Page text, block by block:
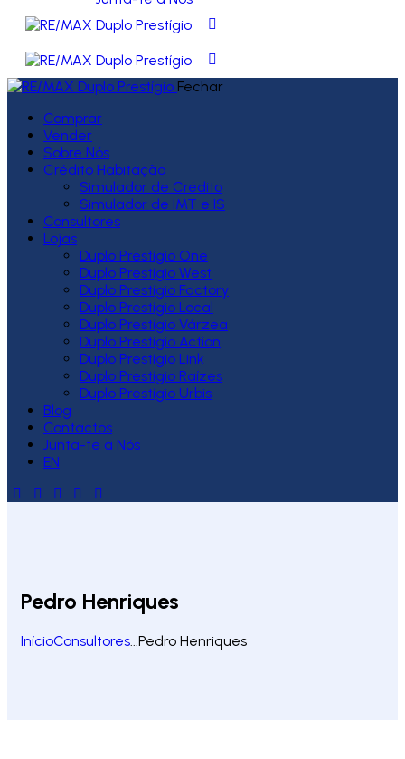
Fechar
Comprar
Vender
Sobre Nós
Crédito Habitação
Simulador de Crédito
Simulador de IMT e IS
Consultores
Lojas
Duplo Prestígio One
Duplo Prestígio West
Duplo Prestígio Factory
Duplo Prestígio Local
Duplo Prestígio Várzea
Duplo Prestígio Action
Duplo Prestígio Link
Duplo Prestígio Raízes
Duplo Prestígio Urbis
Blog
Contactos
Junta-te a Nós
EN
Pedro Henriques
InícioConsultores...Pedro Henriques